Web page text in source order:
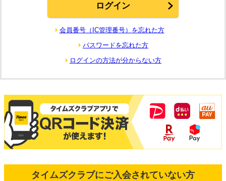
会員番号（IC管理番号）を忘れた方
パスワードを忘れた方
ログインの方法が分からない方
タイムズクラブにご入会されていない方